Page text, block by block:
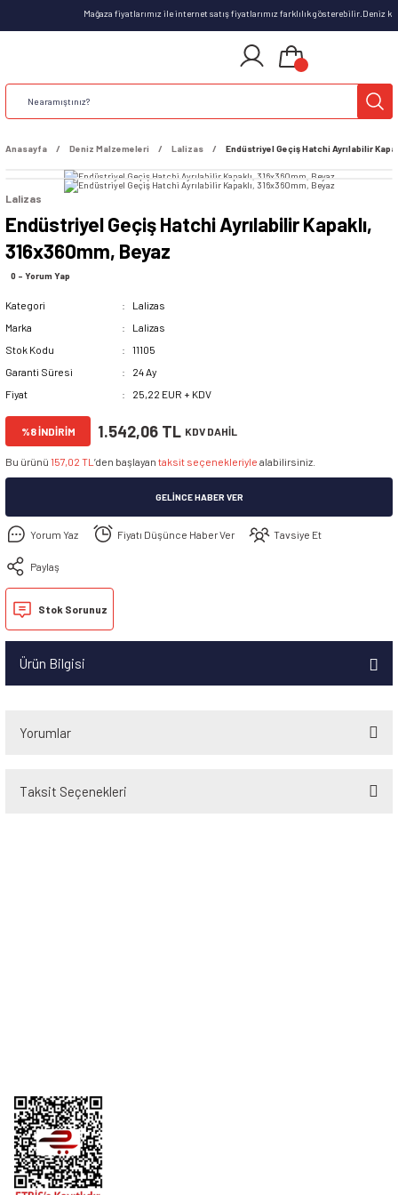
Mağaza fiyatlarımız ile internet satış fiyatlarımız farklılık gösterebilir.Deniz
Anasayfa Deniz Malzemeleri Lalizas Endüstriyel Geçiş Hatchi Ayrılabilir
Lalizas
Endüstriyel Geçiş Hatchi Ayrılabilir Kapaklı,
316x360mm, Beyaz
0 - Yorum Yap
Kategori
Lalizas
Marka
Lalizas
Stok Kodu
11105
Garanti Süresi
24 Ay
Fiyat
25,22 EUR + KDV
%8 İNDİRİM 1.542,06 TL KDV DAHİL
Bu ürünü 157,02 TL ’den başlayan taksit seçenekleriyle alabilirsiniz.
GELINCE HABER VER
Yorum Yaz Fiyatı Düşünce Haber Ver Tavsiye Et
Paylaş
Stok Sorunuz
Ürün Bilgisi
Yorumlar
Taksit Seçenekleri